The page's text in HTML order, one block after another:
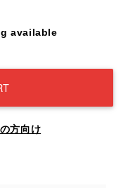
available
方向け